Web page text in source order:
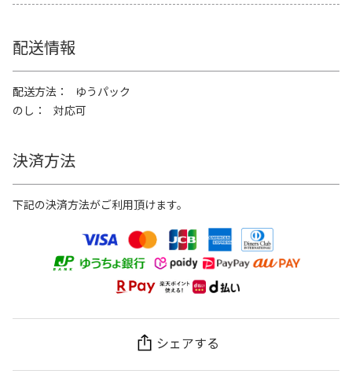
配送情報
配送方法
ゆうパック
のし
対応可
決済方法
下記の決済方法がご利用頂けます。
シェアする